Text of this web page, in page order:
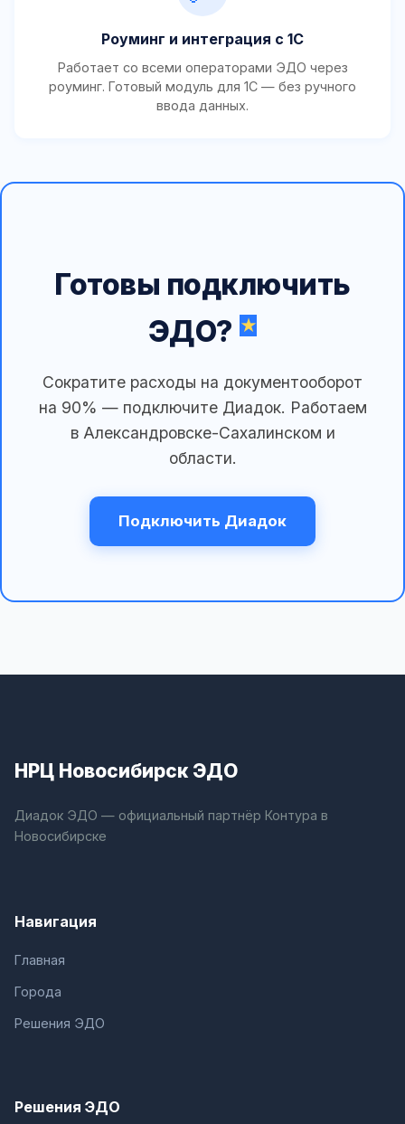
Роуминг и интеграция с 1С
Работает со всеми операторами ЭДО через
роуминг. Готовый модуль для 1С — без ручного
ввода данных.
Готовы подключить
ЭДО?
Сократите расходы на документооборот
на 90% — подключите Диадок. Работаем
в Александровске-Сахалинском и
области.
Подключить Диадок
НРЦ Новосибирск ЭДО
Диадок ЭДО — официальный партнёр Контура в
Новосибирске
Навигация
Главная
Города
Решения ЭДО
Решения ЭДО